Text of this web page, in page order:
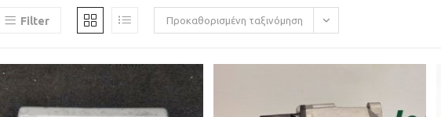
Filter Προκαθορισμένη ταξινόμηση